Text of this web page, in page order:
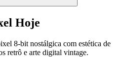
Hoje
8-bit nostálgica com estética de
retrô e arte digital vintage.